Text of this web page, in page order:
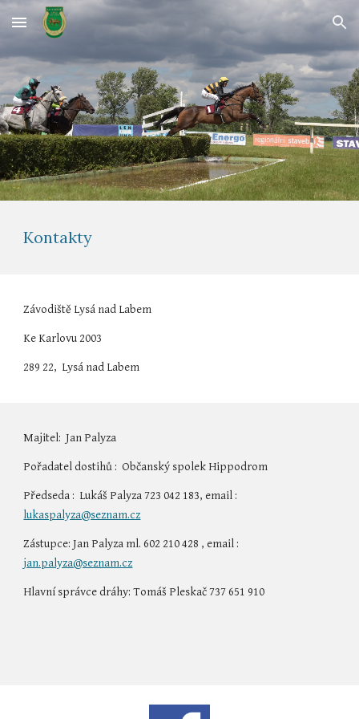
Skip to main content Skip to navigation
Kontakty
Závodiště Lysá nad Labem
Ke Karlovu 2003
289 22,  Lysá nad Labem
Majitel:  Jan Palyza
Pořadatel dostihů :  Občanský spolek Hippodrom
lukaspalyza@seznam.cz
jan.palyza@seznam.cz
Hlavní správce dráhy: Tomáš Pleskač 737 651 910